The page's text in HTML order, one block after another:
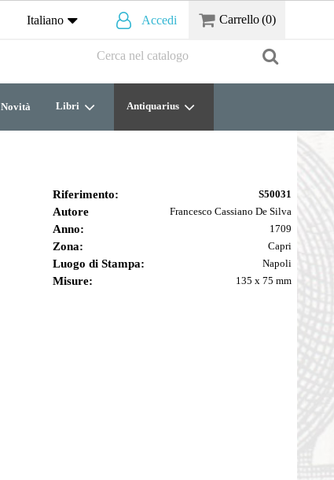
Italiano Accedi Carrello(0)
Novità Libri Antiquarius
Riferimento: S50031
Autore Francesco Cassiano De Silva
Anno: 1709
Zona: Capri
Luogo di Stampa: Napoli
Misure: 135 x 75 mm